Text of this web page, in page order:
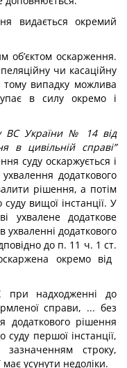
видається окремий
об’єктом оскарження.
чи касаційну
тому випадку можлива
в силу окремо і
ВС України № 14 від
в цивільній справі”
суду оскаржується і
додаткового
рішення, а потім
вищої інстанції. У
ухвалене додаткове
додаткового
до п. 11 ч. 1 ст.
окремо від
при надходженні до
справи, ... без
додаткового рішення
першої інстанції,
строку,
усунути недоліки.